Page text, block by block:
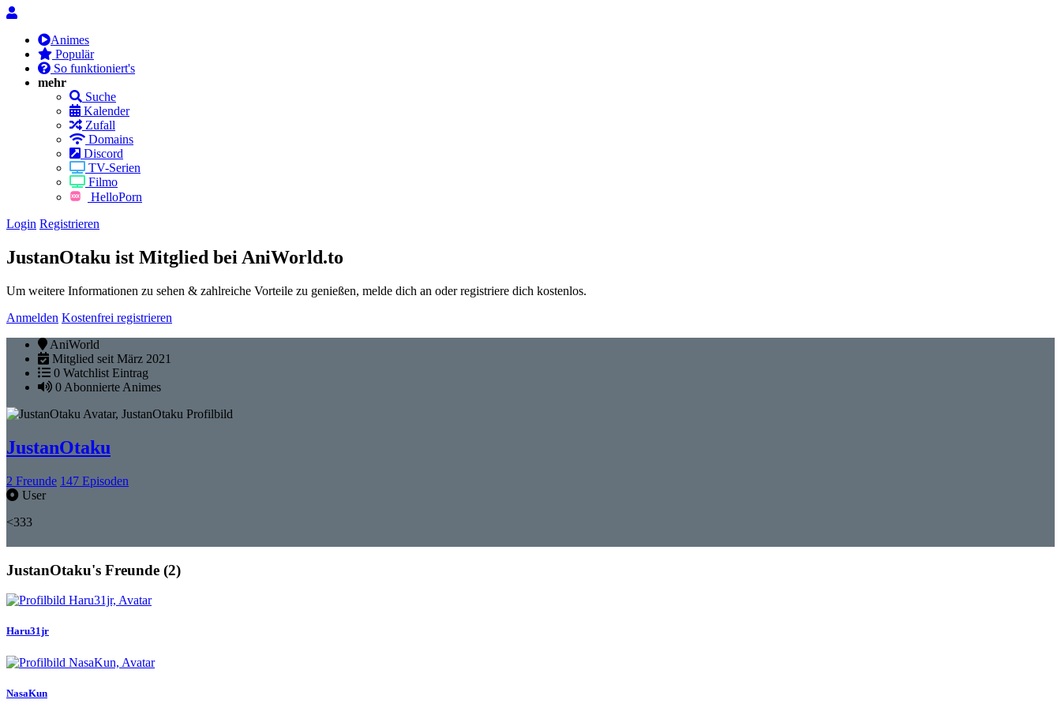
Animes
Populär
So funktioniert's
mehr
Suche
Kalender
Zufall
Domains
Discord
TV-Serien
Filmo
HelloPorn
Login Registrieren
JustanOtaku ist Mitglied bei AniWorld.to
Um weitere Informationen zu sehen & zahlreiche Vorteile zu genießen, melde dich an oder registriere dich kostenlos.
Anmelden Kostenfrei registrieren
AniWorld
Mitglied seit März 2021
0 Watchlist Eintrag
0 Abonnierte Animes
JustanOtaku
2 Freunde 147 Episoden
User
<333
JustanOtaku's Freunde (2)
Haru31jr
NasaKun